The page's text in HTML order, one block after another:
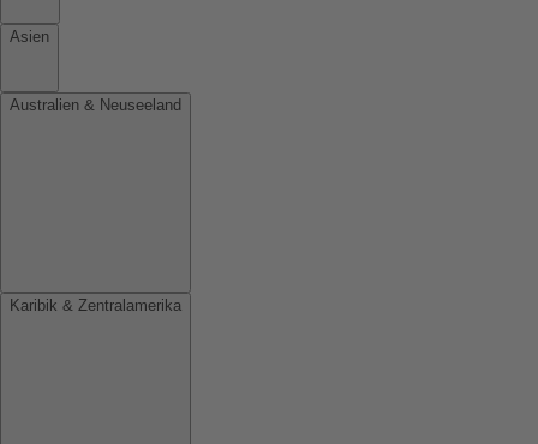
Asien
Australien & Neuseeland
Karibik & Zentralamerika